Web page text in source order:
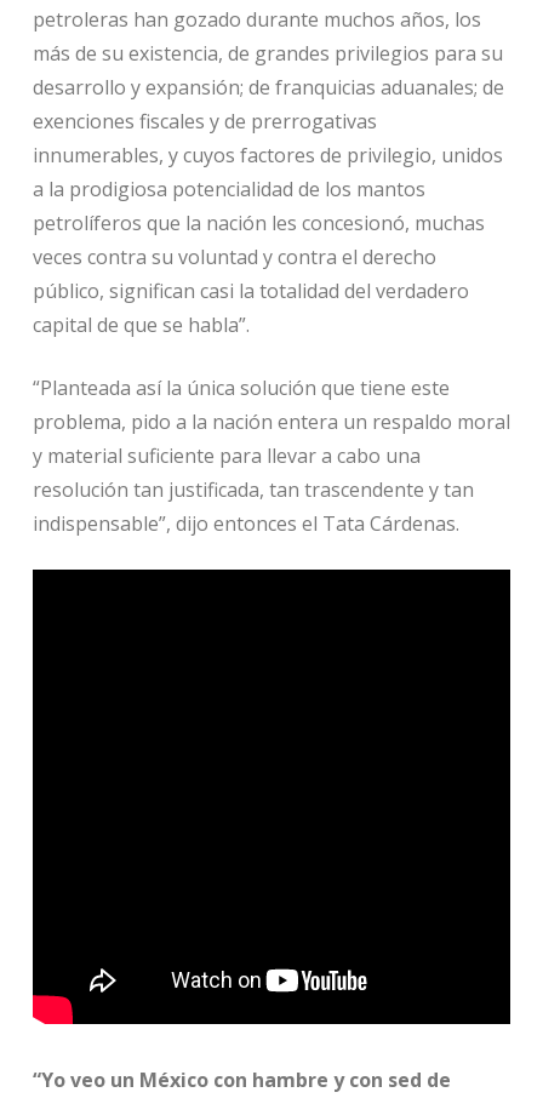
petroleras han gozado durante muchos años, los
más de su existencia, de grandes privilegios para su
desarrollo y expansión; de franquicias aduanales; de
exenciones fiscales y de prerrogativas
innumerables, y cuyos factores de privilegio, unidos
a la prodigiosa potencialidad de los mantos
petrolíferos que la nación les concesionó, muchas
veces contra su voluntad y contra el derecho
público, significan casi la totalidad del verdadero
capital de que se habla”.
“Planteada así la única solución que tiene este
problema, pido a la nación entera un respaldo moral
y material suficiente para llevar a cabo una
resolución tan justificada, tan trascendente y tan
indispensable”, dijo entonces el Tata Cárdenas.
“Yo veo un México con hambre y con sed de